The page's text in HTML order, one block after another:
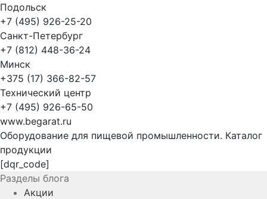
Подольск
+7 (495) 926-25-20
Санкт-Петербург
+7 (812) 448-36-24
Минск
+375 (17) 366-82-57
Технический центр
+7 (495) 926-65-50
www.begarat.ru
Оборудование для пищевой промышленности. Каталог
продукции
[dqr_code]
Разделы блога
Акции